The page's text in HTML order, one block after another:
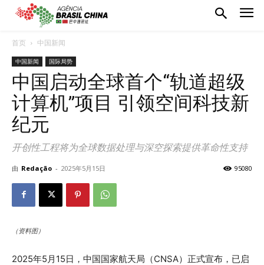
首页 中国新闻
中国新闻 国际局势
中国启动全球首个“轨道超级
计算机”项目 引领空间科技新
纪元
开创性工程将为全球数据处理与深空探索提供革命性支持
由 Redação - 2025年5月15日 95080
（资料图）
2025年5月15日，中国国家航天局（CNSA）正式宣布，已启